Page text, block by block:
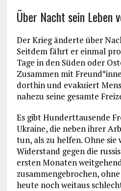
Über Nacht sein Leben
Der Krieg änderte über
Seitdem fährt er einmal
Tage in den Süden oder
Zusammen mit
dorthin und evakuiert
nahezu seine gesamte
Es gibt Hunderttausende
Ukraine, die neben ihrer
tun, als zu helfen. Ohne sie
Widerstand ­gegen die
ersten Monaten
zusammengebrochen,
heute noch weitaus